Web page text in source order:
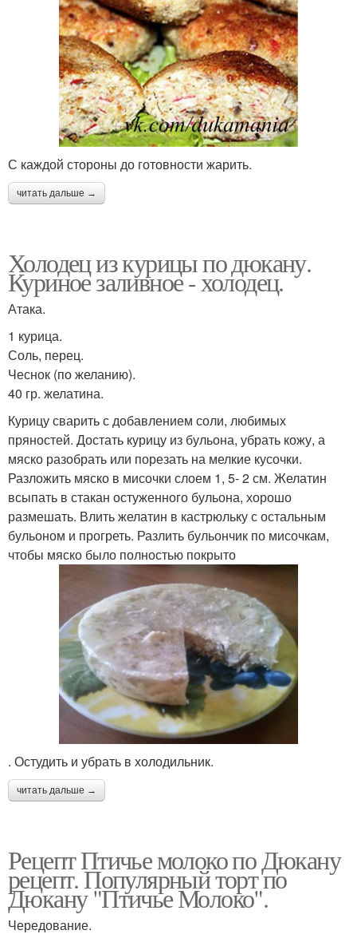
С каждой стороны до готовности жарить.
читать дальше →
Холодец из курицы по дюкану.
Куриное заливное - холодец.
Атака.
1 курица.
Соль, перец.
Чеснок (по желанию).
40 гр. желатина.
Курицу сварить с добавлением соли, любимых
пряностей. Достать курицу из бульона, убрать кожу, а
мяско разобрать или порезать на мелкие кусочки.
Разложить мяско в мисочки слоем 1, 5- 2 см. Желатин
всыпать в стакан остуженного бульона, хорошо
размешать. Влить желатин в кастрюльку с остальным
бульоном и прогреть. Разлить бульончик по мисочкам,
чтобы мяско было полностью покрыто
. Остудить и убрать в холодильник.
читать дальше →
Рецепт Птичье молоко по Дюкану
рецепт. Популярный торт по
Дюкану "Птичье Молоко".
Чередование.